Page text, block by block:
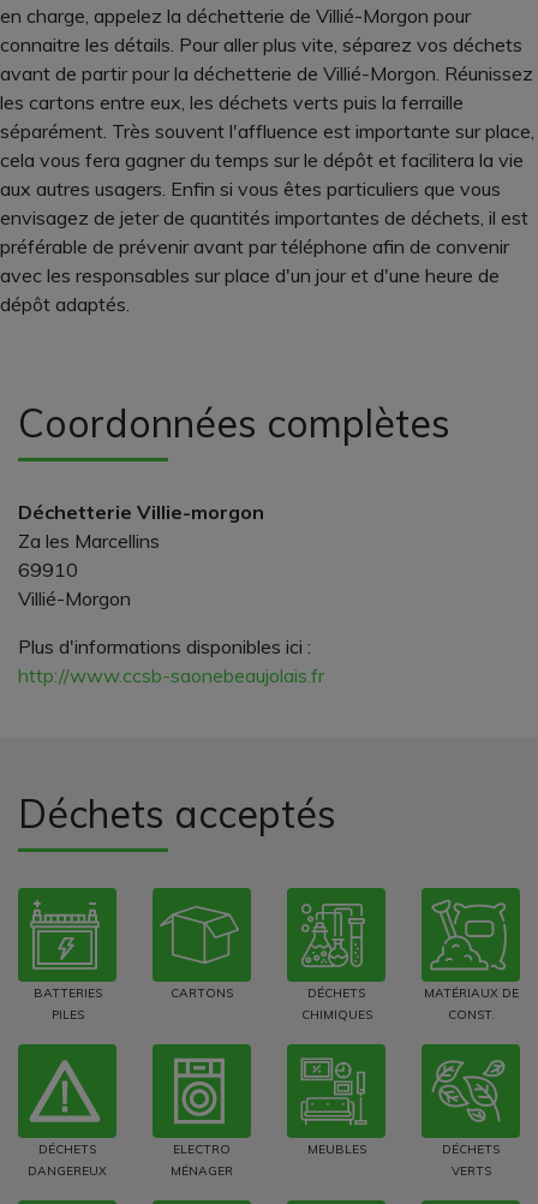
en charge, appelez la déchetterie de Villié-Morgon pour
connaitre les détails. Pour aller plus vite, séparez vos déchets
avant de partir pour la déchetterie de Villié-Morgon. Réunissez
les cartons entre eux, les déchets verts puis la ferraille
séparément. Très souvent l'affluence est importante sur place,
cela vous fera gagner du temps sur le dépôt et facilitera la vie
aux autres usagers. Enfin si vous êtes particuliers que vous
envisagez de jeter de quantités importantes de déchets, il est
préférable de prévenir avant par téléphone afin de convenir
avec les responsables sur place d'un jour et d'une heure de
dépôt adaptés.
Coordonnées complètes
Déchetterie Villie-morgon
Za les Marcellins
69910
Villié-Morgon
Plus d'informations disponibles ici :
http://www.ccsb-saonebeaujolais.fr
Déchets acceptés
BATTERIES
PILES
CARTONS
DÉCHETS
CHIMIQUES
MATÉRIAUX DE
CONST.
DÉCHETS
DANGEREUX
ELECTRO
MÉNAGER
MEUBLES
DÉCHETS
VERTS